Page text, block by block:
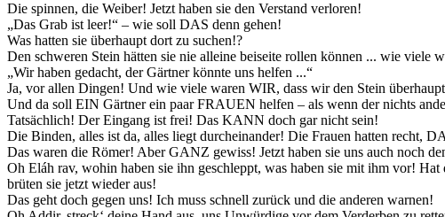
Die spinnen, die Weiber! Jetzt haben sie den Verstand verloren!
„Das Grab ist leer!“ – wie soll DAS denn gehen!
Was hatten sie überhaupt dort zu suchen!?
Den schweren Stein hätten sie nie alleine beiseite rollen können ... wie viele
„Wir haben gedacht, der Gärtner könnte uns helfen ...“
Ja, vor allen Dingen! Und wie viele waren WIR, dass wir den Stein
Und da soll EIN Gärtner ein paar FRAUEN helfen – als wenn der nichts
Tatsächlich! Der Eingang ist frei! Das KANN doch gar nicht sein!
Die Binden, alles ist da, alles liegt durcheinander! Die Frauen hatten recht,
Das waren die Römer! Aber GANZ gewiss! Jetzt haben sie uns auch noch
Oh Eláh rav, wohin haben sie ihn geschleppt, was haben sie mit ihm vor!
brüten sie jetzt wieder aus!
Das geht doch gegen uns! Ich muss schnell zurück und die anderen warnen!